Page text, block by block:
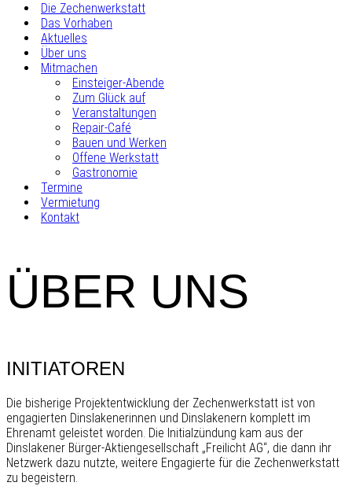
Die Zechenwerkstatt
Das Vorhaben
Aktuelles
Über uns
Mitmachen
Einsteiger-Abende
Zum Glück auf
Veranstaltungen
Repair-Café
Bauen und Werken
Offene Werkstatt
Gastronomie
Termine
Vermietung
Kontakt
ÜBER UNS
INITIATOREN
Die bisherige Projektentwicklung der Zechenwerkstatt ist von
engagierten Dinslakenerinnen und Dinslakenern komplett im
Ehrenamt geleistet worden. Die Initialzündung kam aus der
Dinslakener Bürger-Aktiengesellschaft „Freilicht AG“, die dann ihr
Netzwerk dazu nutzte, weitere Engagierte für die Zechenwerkstatt
zu begeistern.